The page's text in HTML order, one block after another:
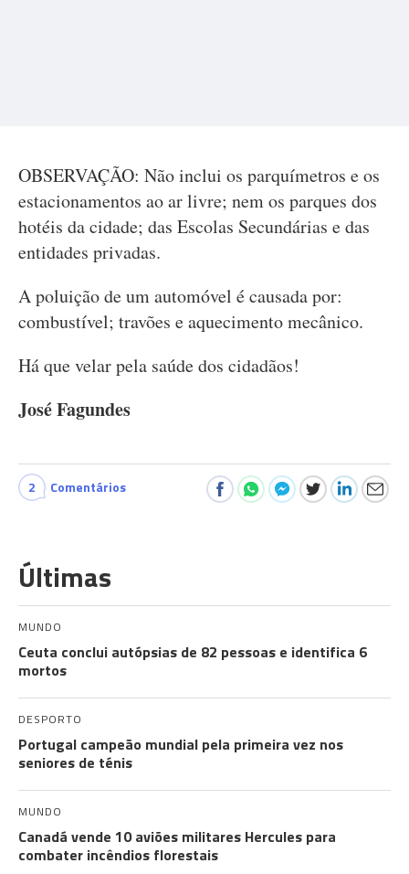
OBSERVAÇÃO: Não inclui os parquímetros e os
estacionamentos ao ar livre; nem os parques dos
hotéis da cidade; das Escolas Secundárias e das
entidades privadas.
A poluição de um automóvel é causada por:
combustível; travões e aquecimento mecânico.
Há que velar pela saúde dos cidadãos!
José Fagundes
2 Comentários
Últimas
MUNDO
Ceuta conclui autópsias de 82 pessoas e identifica 6
mortos
DESPORTO
Portugal campeão mundial pela primeira vez nos
seniores de ténis
MUNDO
Canadá vende 10 aviões militares Hercules para
combater incêndios florestais